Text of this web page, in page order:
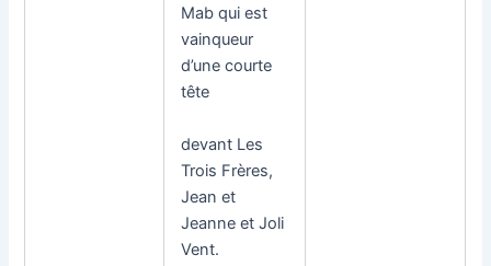
Mab qui est
vainqueur
d’une courte
tête
devant Les
Trois Frères,
Jean et
Jeanne et Joli
Vent.